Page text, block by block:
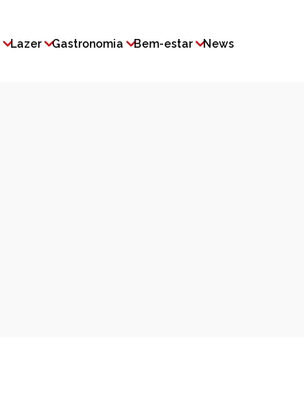
Lazer Gastronomia Bem-estar News